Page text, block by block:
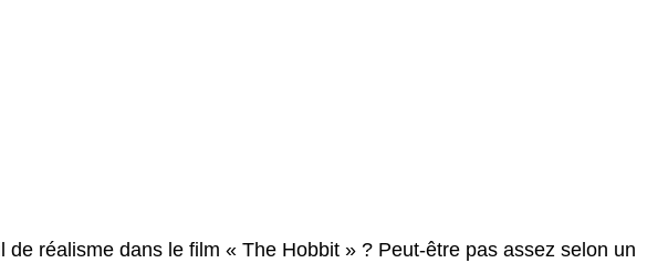
de réalisme dans le film « The Hobbit » ? Peut-être pas assez selon un